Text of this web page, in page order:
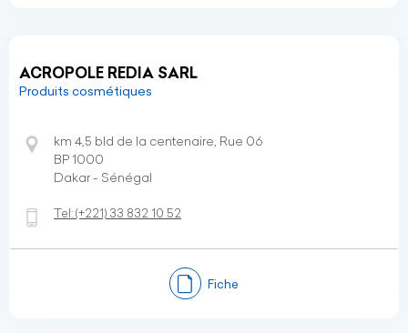
ACROPOLE REDIA SARL
Produits cosmétiques
km 4,5 bld de la centenaire, Rue 06
BP 1000
Dakar - Sénégal
Tel:(+221) 33 832 10 52
Fiche